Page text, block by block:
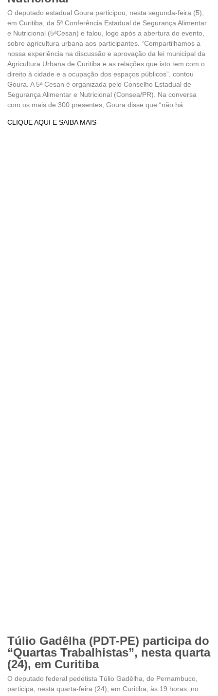
O deputado estadual Goura participou, nesta segunda-feira (5),
em Curitiba, da 5ª Conferência Estadual de Segurança Alimentar
e Nutricional (5ªCesan) e falou, logo após a abertura do evento,
sobre agricultura urbana aos participantes. “Compartilhamos a
nossa experiência na discussão e aprovação da lei municipal da
Agricultura Urbana de Curitiba e as relações que isto tem com o
direito à cidade e a ocupação dos espaços públicos”, contou
Goura. A 5ª Cesan é organizada pelo Conselho Estadual de
Segurança Alimentar e Nutricional (Consea/PR). Na conversa
com os mais de 300 presentes, Goura disse que “não há
CLIQUE AQUI E SAIBA MAIS
Túlio Gadêlha (PDT-PE) participa do
“Quartas Trabalhistas”, nesta quarta
(24), em Curitiba
O deputado federal pedetista Túlio Gadêlha, de Pernambuco,
participa, nesta quarta-feira (24), em Curitiba, às 19 horas, no